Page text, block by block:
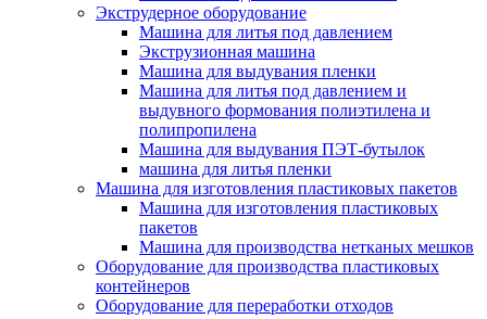
Экструдерное оборудование
Машина для литья под давлением
Экструзионная машина
Машина для выдувания пленки
Машина для литья под давлением и
выдувного формования полиэтилена и
полипропилена
Машина для выдувания ПЭТ-бутылок
машина для литья пленки
Машина для изготовления пластиковых пакетов
Машина для изготовления пластиковых
пакетов
Машина для производства нетканых мешков
Оборудование для производства пластиковых
контейнеров
Оборудование для переработки отходов